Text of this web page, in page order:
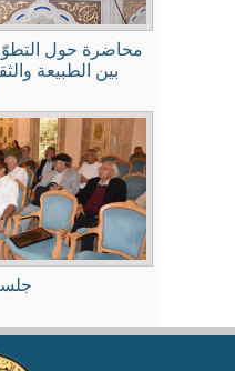
محاضرة حول
بين الطبيعة
جلسة